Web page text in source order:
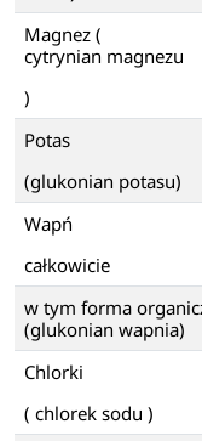
Magnez (
cytrynian magnezu
)
Potas
(glukonian potasu)
Wapń
całkowicie
w tym forma
(glukonian wapnia)
Chlorki
( chlorek sodu )